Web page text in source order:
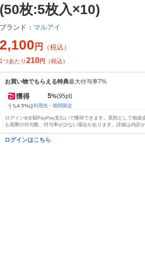
(50枚:5枚入×10)
ブランド： マルアイ
2,100 円 （税込）
1つあたり 210円 （税込）
お買い物でもらえる特典最大付与率7%
獲得 5%(95pt)
うち4.5%は利用先・期間限定
ログイン&全額PayPay支払いで獲得できます。原則として税抜
も実際の付与数、付与率が少ない場合があります。詳細は内訳
ログインはこちら